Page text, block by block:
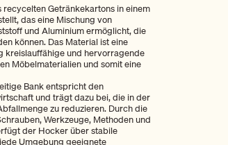
recycelten Getränkekartons in einem
das eine Mischung von
und Aluminium ermöglicht, die
können. Das Material ist eine
kreislauffähige und hervorragende
Möbelmaterialien und somit eine
Bank entspricht den
und trägt dazu bei, die in der
zu reduzieren. Durch die
Werkzeuge, Methoden und
der Hocker über stabile
Umgebung geeignete